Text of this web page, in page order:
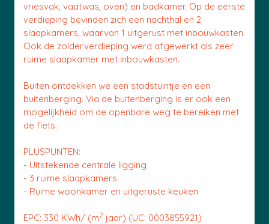
vriesvak, vaatwas, oven) en badkamer. Op de eerste
verdieping bevinden zich een nachthal en 2
slaapkamers, waarvan 1 uitgerust met inbouwkasten.
Ook de zolderverdieping werd afgewerkt als zeer
ruime slaapkamer met inbouwkasten.
Buiten ontdekken we een stadstuintje en een
buitenberging. Via de buitenberging is er ook een
mogelijkheid om de openbare weg te bereiken met
de fiets.
PLUSPUNTEN:
- Uitstekende centrale ligging
- 3 ruime slaapkamers
- Ruime woonkamer en uitgeruste keuken
EPC: 330 KWh/ (m2 jaar) (UC: 0003855921)